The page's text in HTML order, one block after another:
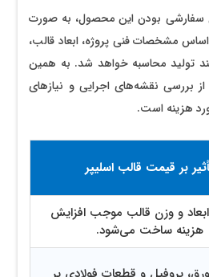
سفارشی بودن این محصول، به صورت
مشخصات فنی پروژه، ابعاد قالب،
تولید محاسبه خواهد شد. به همین
بررسی نقشه‌های اجرایی و نیازهای
هزینه است.
بر قیمت قالب اسلیپر
و وزن قالب موجب افزایش
هزینه ساخت می‌شود.